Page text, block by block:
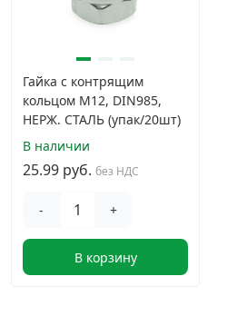
Гайка с контрящим
кольцом М12, DIN985,
НЕРЖ. СТАЛЬ (упак/20шт)
В наличии
25.99 руб. без НДС
- +
В корзину